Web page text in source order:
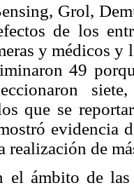
Grol,
de los
y médicos y
49
que se
evidencia
realización de
ámbito de las